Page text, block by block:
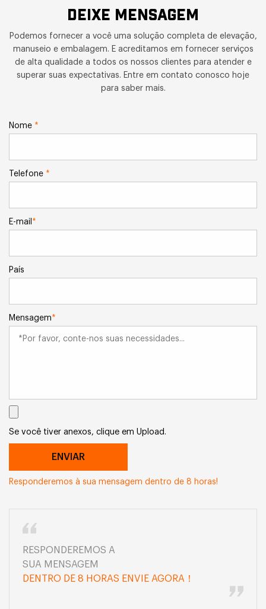
DEIXE MENSAGEM
Podemos fornecer a você uma solução completa de elevação,
manuseio e embalagem. E acreditamos em fornecer serviços
de alta qualidade a todos os nossos clientes para atender e
superar suas expectativas. Entre em contato conosco hoje
para saber mais.
Nome *
Telefone *
E-mail *
País
Mensagem*
Se você tiver anexos, clique em Upload.
Responderemos à sua mensagem dentro de 8 horas!
RESPONDEREMOS A
SUA MENSAGEM
DENTRO DE 8 HORAS ENVIE AGORA！